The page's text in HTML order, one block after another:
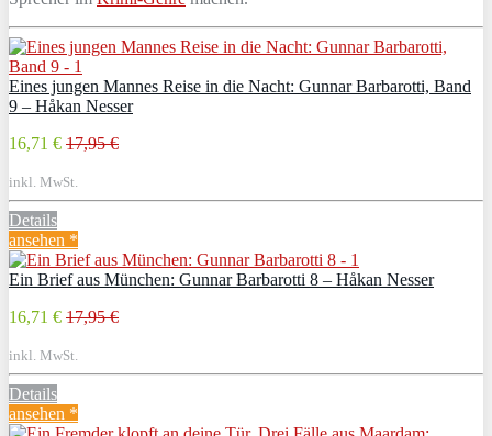
Eines jungen Mannes Reise in die Nacht: Gunnar Barbarotti, Band
9 – Håkan Nesser
16,71 € 17,95 €
inkl. MwSt.
Details
ansehen *
Ein Brief aus München: Gunnar Barbarotti 8 – Håkan Nesser
16,71 € 17,95 €
inkl. MwSt.
Details
ansehen *